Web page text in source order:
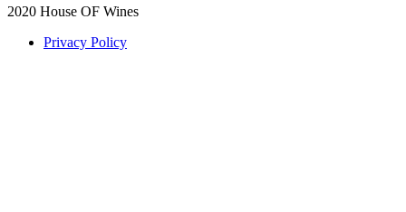
2020 House OF Wines
Privacy Policy